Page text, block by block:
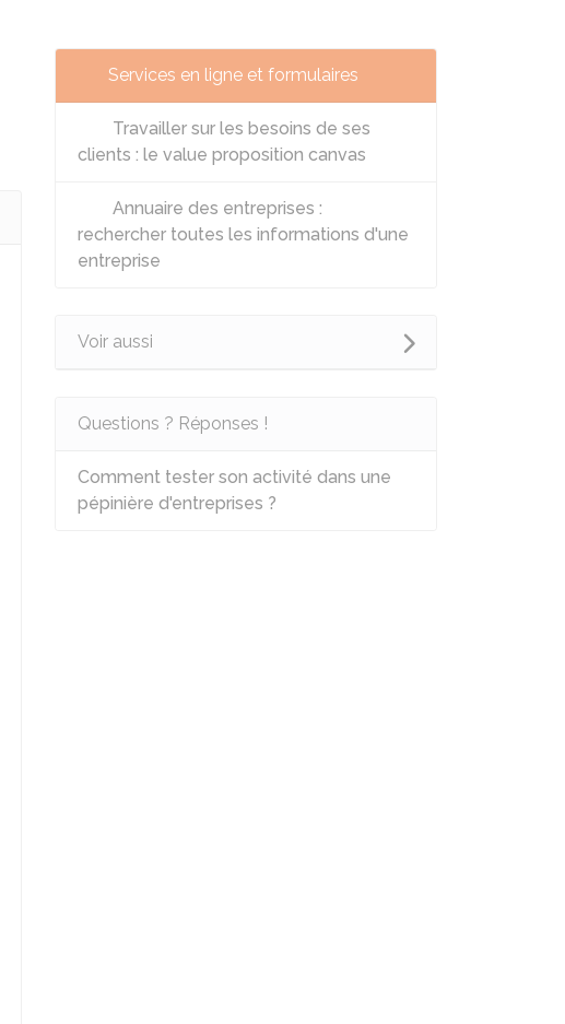
Services en ligne et formulaires
Travailler sur les besoins de ses
clients : le value proposition canvas
Annuaire des entreprises :
rechercher toutes les informations d'une
entreprise
Voir aussi
Questions ? Réponses !
Comment tester son activité dans une
pépinière d'entreprises ?